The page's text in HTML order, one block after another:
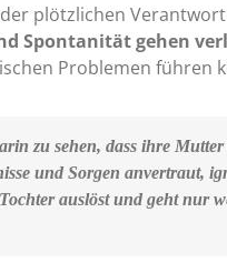
plötzlichen
Spontanität gehen
Problemen führen
zu sehen, dass ihre Mutter
und Sorgen anvertraut,
auslöst und geht nur